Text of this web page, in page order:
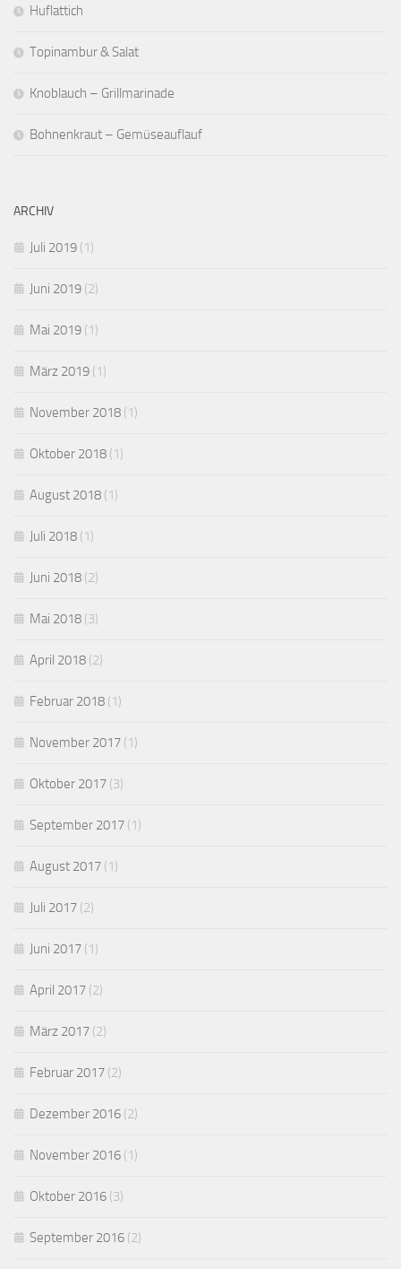
Huflattich
Topinambur & Salat
Knoblauch – Grillmarinade
Bohnenkraut – Gemüseauflauf
ARCHIV
Juli 2019 (1)
Juni 2019 (2)
Mai 2019 (1)
März 2019 (1)
November 2018 (1)
Oktober 2018 (1)
August 2018 (1)
Juli 2018 (1)
Juni 2018 (2)
Mai 2018 (3)
April 2018 (2)
Februar 2018 (1)
November 2017 (1)
Oktober 2017 (3)
September 2017 (1)
August 2017 (1)
Juli 2017 (2)
Juni 2017 (1)
April 2017 (2)
März 2017 (2)
Februar 2017 (2)
Dezember 2016 (2)
November 2016 (1)
Oktober 2016 (3)
September 2016 (2)